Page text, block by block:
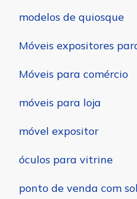
modelos de quiosque
Móveis expositores
Móveis para comércio
móveis para loja
móvel expositor
óculos para vitrine
ponto de venda com